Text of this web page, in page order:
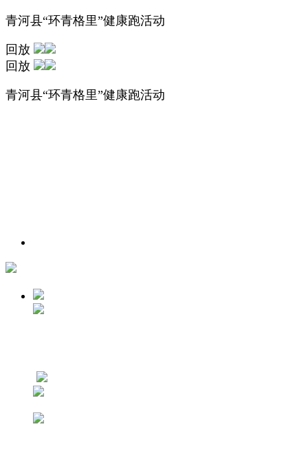
青河县“环青格里”健康跑活动
回放
回放
青河县“环青格里”健康跑活动